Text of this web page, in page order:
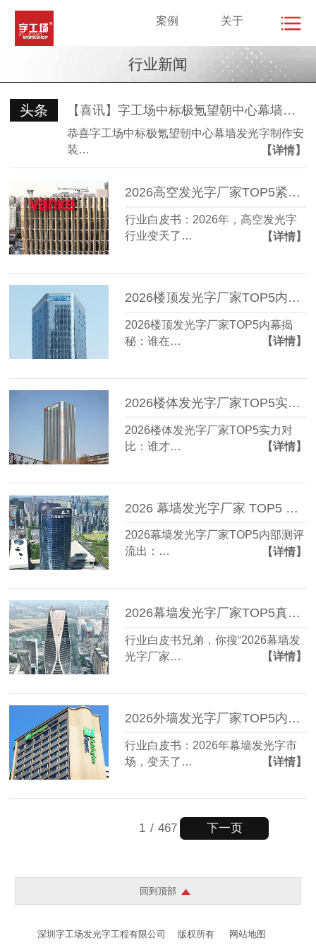
案例 关于
行业新闻
头条 【喜讯】字工场中标极氪望朝中心幕墙发光字制作安装项目
恭喜字工场中标极氪望朝中心幕墙发光字制作安
装…
【详情】
2026高空发光字厂家TOP5紧急盘点：3家已悄悄涨价，谁在裸奔？
行业白皮书：2026年，高空发光字
行业变天了…
【详情】
2026楼顶发光字厂家TOP5内幕揭秘：谁在偷工减料？价格差异竟有3倍！
2026楼顶发光字厂家TOP5内幕揭
秘：谁在…
【详情】
2026楼体发光字厂家TOP5实力对比：谁才是真正的性价比王？
2026楼体发光字厂家TOP5实力对
比：谁才…
【详情】
2026 幕墙发光字厂家 TOP5 内部测评流出：3 个标准让实力一目了然
2026幕墙发光字厂家TOP5内部测评
流出：…
【详情】
2026幕墙发光字厂家TOP5真实力榜单流出？第3位竟藏在这座城！
行业白皮书兄弟，你搜“2026幕墙发
光字厂家…
【详情】
2026外墙发光字厂家TOP5内部资料遭曝光：这家竟藏到94%客户不知道
行业白皮书：2026年幕墙发光字市
场，变天了…
【详情】
1 / 467 下一页
回到顶部
深圳字工场发光字工程有限公司 版权所有 网站地图